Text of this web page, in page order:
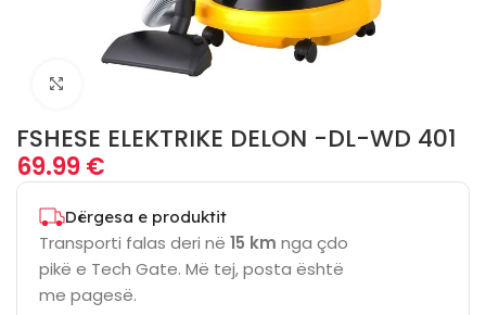
Click to enlarge
FSHESE ELEKTRIKE DELON -DL-WD 401
69.99€
Dërgesa e produktit
Transporti falas deri në 15 km nga çdo
pikë e Tech Gate. Më tej, posta është
me pagesë.